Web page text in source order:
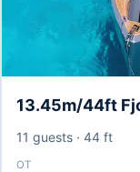
13.45m/44ft
11 guests· 44 ft
ОТ